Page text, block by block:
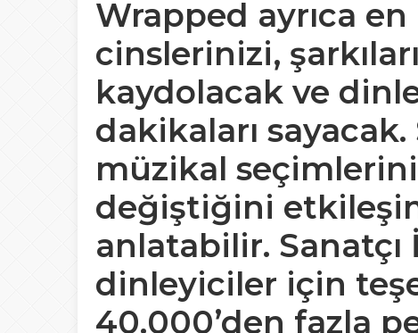
Wrapped ayrıca en
cinslerinizi,
kaydolacak ve
dakikaları
müzikal
değiştiğini
anlatabilir.
dinleyiciler için
40.000’den fazla